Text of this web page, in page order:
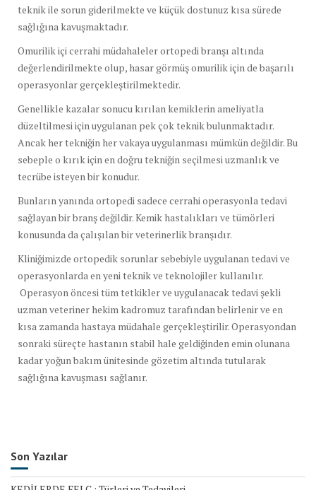
teknik ile sorun giderilmekte ve küçük dostunuz kısa sürede
sağlığına kavuşmaktadır.
Omurilik içi cerrahi müdahaleler ortopedi branşı altında
değerlendirilmekte olup, hasar görmüş omurilik için de başarılı
operasyonlar gerçekleştirilmektedir.
Genellikle kazalar sonucu kırılan kemiklerin ameliyatla
düzeltilmesi için uygulanan pek çok teknik bulunmaktadır.
Ancak her tekniğin her vakaya uygulanması mümkün değildir. Bu
sebeple o kırık için en doğru tekniğin seçilmesi uzmanlık ve
tecrübe isteyen bir konudur.
Bunların yanında ortopedi sadece cerrahi operasyonla tedavi
sağlayan bir branş değildir. Kemik hastalıkları ve tümörleri
konusunda da çalışılan bir veterinerlik branşıdır.
Kliniğimizde ortopedik sorunlar sebebiyle uygulanan tedavi ve
operasyonlarda en yeni teknik ve teknolojiler kullanılır.
Operasyon öncesi tüm tetkikler ve uygulanacak tedavi şekli
uzman veteriner hekim kadromuz tarafından belirlenir ve en
kısa zamanda hastaya müdahale gerçekleştirilir. Operasyondan
sonraki süreçte hastanın stabil hale geldiğinden emin olunana
kadar yoğun bakım ünitesinde gözetim altında tutularak
sağlığına kavuşması sağlanır.
Son Yazılar